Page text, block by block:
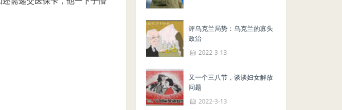
评乌克兰局势：乌克兰的寡头
政治
2022-3-13
又一个三八节，谈谈妇女解放
问题
2022-3-13